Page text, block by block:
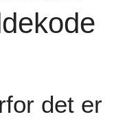
det er